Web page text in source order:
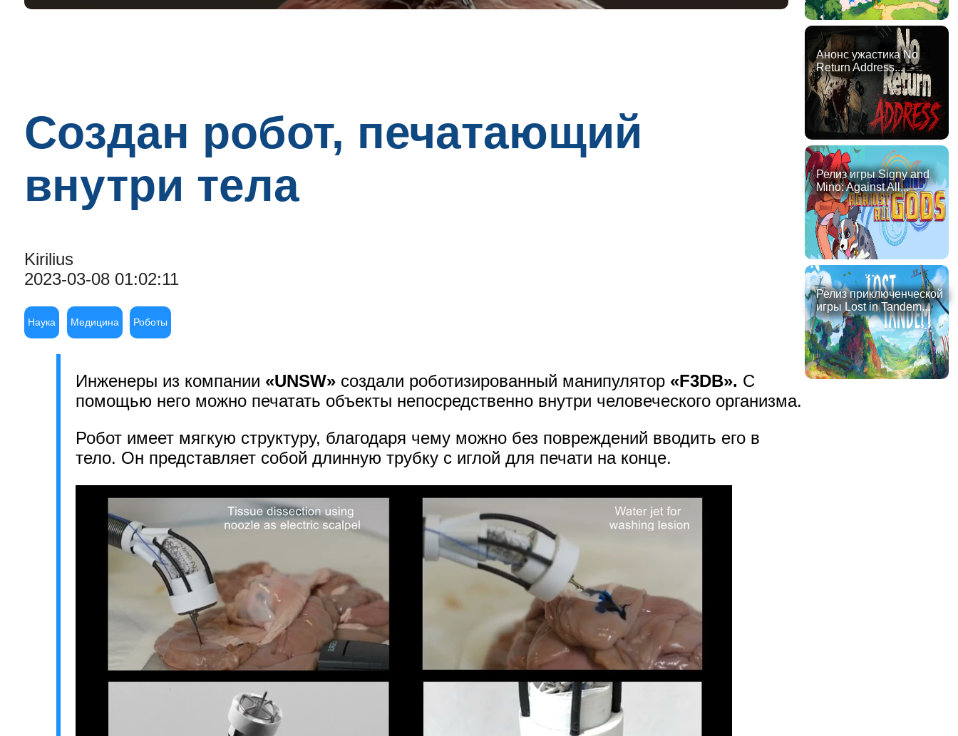
Создан робот, печатающий
внутри тела
Kirilius
2023-03-08 01:02:11
Наука Медицина Роботы
Инженеры из компании «UNSW» создали роботизированный манипулятор «F3DB». С
помощью него можно печатать объекты непосредственно внутри человеческого организма.
Робот имеет мягкую структуру, благодаря чему можно без повреждений вводить его в
тело. Он представляет собой длинную трубку с иглой для печати на конце.
Анонс ужастика No
Return Address...
Релиз игры Signy and
Mino: Against All...
Релиз приключенческой
игры Lost in Tandem...